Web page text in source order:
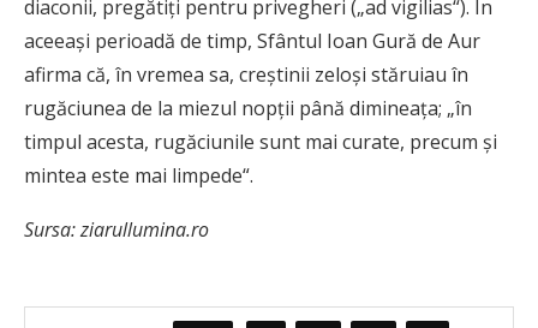
diaconii, pregătiţi pentru privegheri („ad vigilias“). În
aceeaşi perioadă de timp, Sfântul Ioan Gură de Aur
afirma că, în vremea sa, creştinii zeloşi stăruiau în
rugăciunea de la miezul nopţii până dimineaţa; „în
timpul acesta, rugăciunile sunt mai curate, precum şi
mintea este mai limpede“.
Sursa: ziarullumina.ro